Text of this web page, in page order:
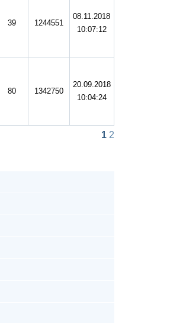
39 1244551
08.11.2018
10:07:12
80 1342750
20.09.2018
10:04:24
1 2